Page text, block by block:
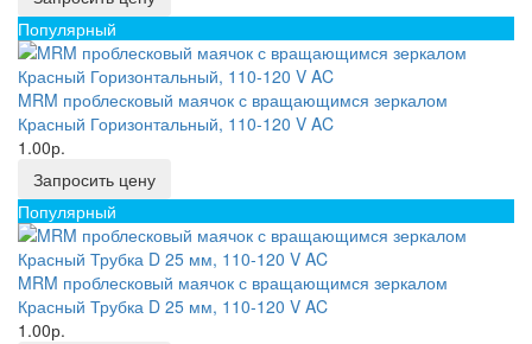
Популярный
MRM проблесковый маячок с вращающимся зеркалом
Красный Горизонтальный, 110-120 V AC
1.00р.
Запросить цену
Популярный
MRM проблесковый маячок с вращающимся зеркалом
Красный Трубка D 25 мм, 110-120 V AC
1.00р.